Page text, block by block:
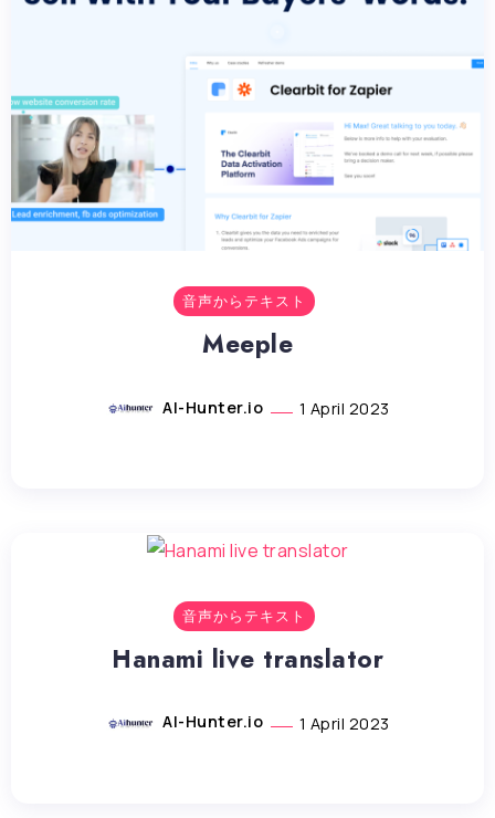
音声からテキスト
Meeple
AI-Hunter.io 1 April 2023
音声からテキスト
Hanami live translator
AI-Hunter.io 1 April 2023